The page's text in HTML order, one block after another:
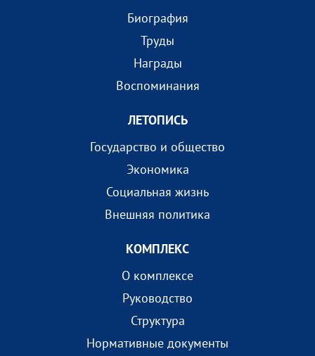
Биография
Труды
Награды
Воспоминания
ЛЕТОПИСЬ
Государство и общество
Экономика
Социальная жизнь
Внешняя политика
КОМПЛEКС
О комплексе
Руководство
Структура
Нормативные документы